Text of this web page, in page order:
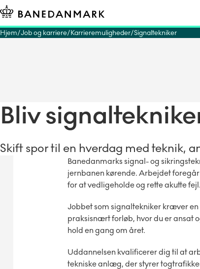
Hjem Job og karriere Karrieremuligheder Signaltekniker
Bliv
Skift spor til en hverdag med teknik,
Banedanmarks signal- og
jernbanen kørende. Arbejdet
for at vedligeholde og rette akutte fejl.
Jobbet som signaltekniker kræver
praksisnært forløb, hvor du er ansat
hold en gang om året.
Uddannelsen kvalificerer dig til at
tekniske anlæg, der styrer